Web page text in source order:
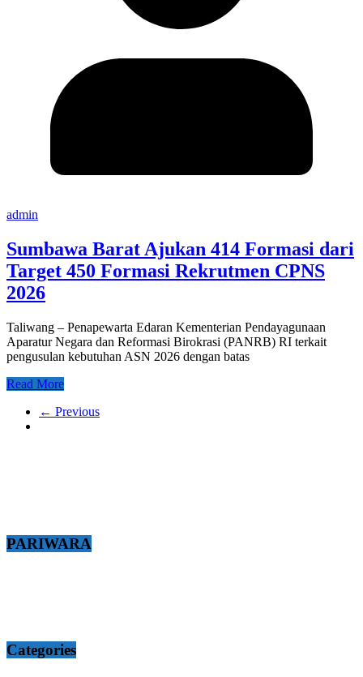
admin
Sumbawa Barat Ajukan 414 Formasi dari
Target 450 Formasi Rekrutmen CPNS
2026
Taliwang – Penapewarta Edaran Kementerian Pendayagunaan
Aparatur Negara dan Reformasi Birokrasi (PANRB) RI terkait
pengusulan kebutuhan ASN 2026 dengan batas
Read More
← Previous
PARIWARA
Categories